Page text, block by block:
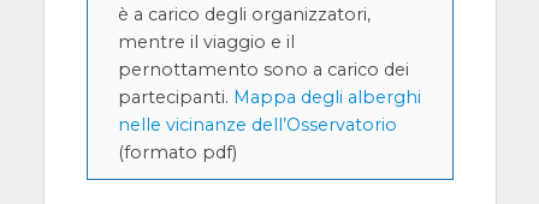
è a carico degli organizzatori,
mentre il viaggio e il
pernottamento sono a carico dei
partecipanti. Mappa degli alberghi
nelle vicinanze dell’Osservatorio
(formato pdf)